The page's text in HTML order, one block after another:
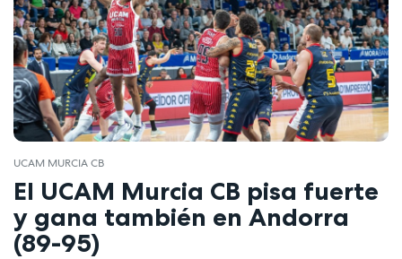
UCAM MURCIA CB
El UCAM Murcia CB pisa fuerte
y gana también en Andorra
(89-95)